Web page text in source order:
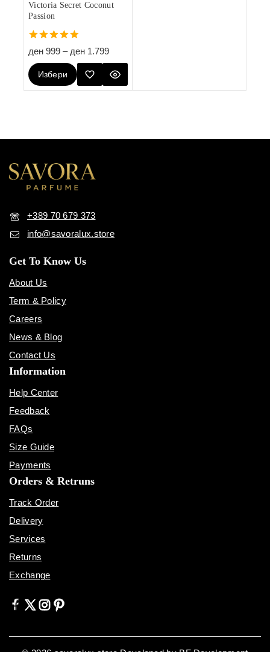
Victoria Secret Coconut
Passion
4.80
out of 5
ден 999 – ден 1.799
Избери
Опции
+389 70 679 373
info@savoralux.store
Get To Know Us
About Us
Term & Policy
Careers
News & Blog
Contact Us
Information
Help Center
Feedback
FAQs
Size Guide
Payments
Orders & Retruns
Track Order
Delivery
Services
Returns
Exchange